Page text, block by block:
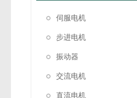
伺服电机
步进电机
振动器
交流电机
直流电机